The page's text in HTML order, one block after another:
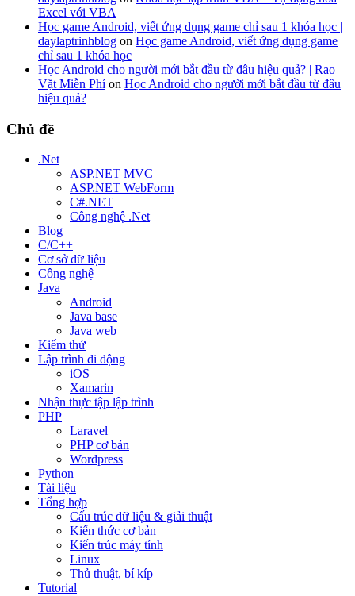
Excel với VBA
Học game Android, viết ứng dụng game chỉ sau 1 khóa học |
daylaptrinhblog on Học game Android, viết ứng dụng game
chỉ sau 1 khóa học
Học Android cho người mới bắt đầu từ đâu hiệu quả? | Rao
Vặt Miễn Phíon Học Android cho người mới bắt đầu từ đâu
hiệu quả?
Chủ đề
.Net
ASP.NET MVC
ASP.NET WebForm
C#.NET
Công nghệ .Net
Blog
C/C++
Cơ sở dữ liệu
Công nghệ
Java
Android
Java base
Java web
Kiểm thử
Lập trình di động
iOS
Xamarin
Nhận thực tập lập trình
PHP
Laravel
PHP cơ bản
Wordpress
Python
Tài liệu
Tổng hợp
Cấu trúc dữ liệu & giải thuật
Kiến thức cơ bản
Kiến trúc máy tính
Linux
Thủ thuật, bí kíp
Tutorial